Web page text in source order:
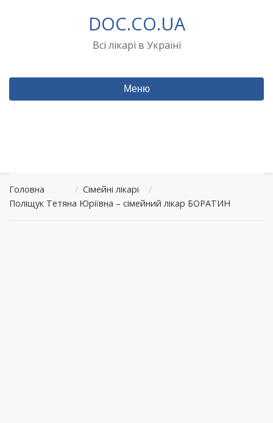
DOC.CO.UA
Всі лікарі в Україні
Меню
Головна / Сімейні лікарі
/
Поліщук Тетяна Юріївна – сімейний лікар БОРАТИН